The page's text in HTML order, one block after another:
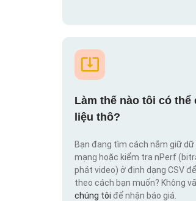
Làm thế nào tôi có
liệu thô?
Bạn đang tìm cách nắm giữ dữ
mạng hoặc kiểm tra nPerf
phát video) ở định dạng CSV
theo cách bạn muốn? Không
chúng tôi để nhận báo giá.